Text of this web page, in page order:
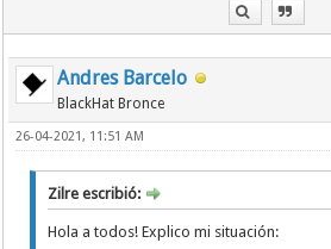
Andres Barcelo
BlackHat Bronce
26-04-2021, 11:51 AM
Zilre escribió:
Hola a todos! Explico mi situación: